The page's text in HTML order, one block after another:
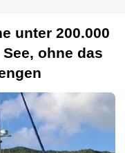
unter 200.000
ohne das